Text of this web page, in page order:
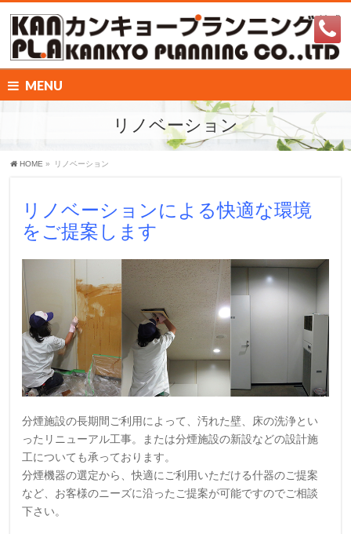
MENU
リノベーション
HOME » リノベーション
リノベーションによる快適な環境
をご提案します
分煙施設の長期間ご利用によって、汚れた壁、床の洗浄とい
ったリニューアル工事。または分煙施設の新設などの設計施
工についても承っております。
分煙機器の選定から、快適にご利用いただける什器のご提案
など、お客様のニーズに沿ったご提案が可能ですのでご相談
下さい。